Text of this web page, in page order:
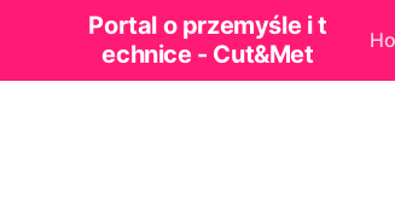
Portal o przemyśle i t
echnice - Cut&Met